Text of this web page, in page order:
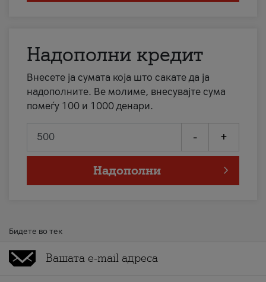
Надополни кредит
Внесете ја сумата која што сакате да ја
надополните. Ве молиме, внесувајте сума
помеѓу 100 и 1000 денари.
- +
Надополни
Бидете во тек